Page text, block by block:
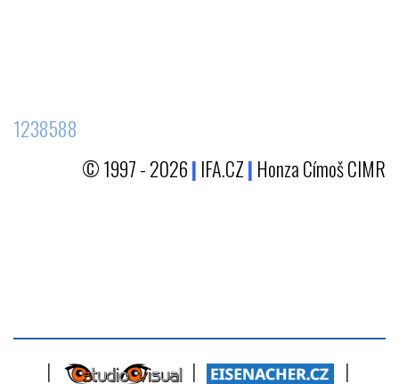
1238588
© 1997 - 2026| IFA.CZ| Honza Címoš CIMR
| |
|